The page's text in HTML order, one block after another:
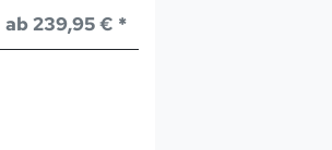
ab 239,95 € *